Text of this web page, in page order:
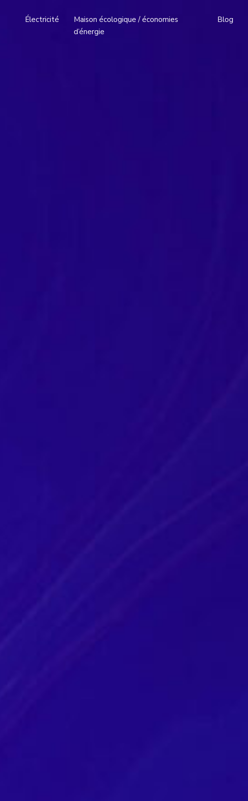
Électricité
Maison écologique / économies
d’énergie
Blog